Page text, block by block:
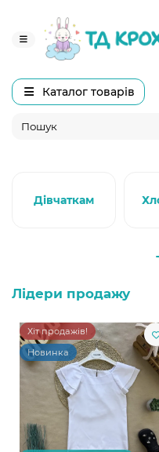
Каталог товарів
Дівчаткам
Лідери продажу
Хіт продажів!
Новинка